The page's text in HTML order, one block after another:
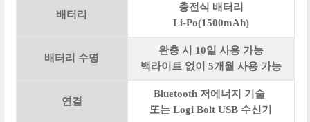
배터리
충전식 배터리
Li-Po(1500mAh)
배터리 수명
완충 시 10일 사용 가능
백라이트 없이 5개월 사용 가능
연결
Bluetooth 저에너지 기술
또는 Logi Bolt USB 수신기